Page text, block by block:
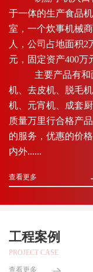
于一体的生产食品
室，一个炊事机械
人，公司占地面积2
元，固定资产400万
主要产品有和面
机、去皮机、脱毛
机、元宵机、成套
质量万里行合格产
的服务，优惠的价
内外......
查看更多
工程案例
PROJECT CASE
查看更多